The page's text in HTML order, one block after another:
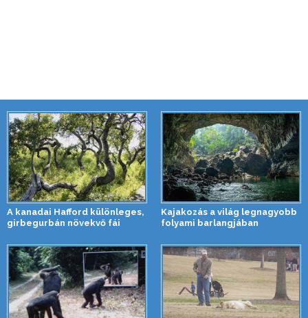
A kanadai Hafford különleges,
girbegurbán növekvő fái
Kajakozás a világ legnagyobb
folyami barlangjában